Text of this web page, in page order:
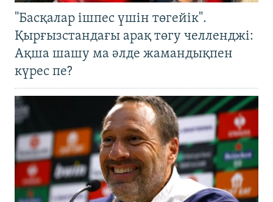
"Басқалар ішпес үшін төгейік".
Қырғызстандағы арақ төгу челленджі:
Ақша шашу ма әлде жамандықпен
күрес пе?